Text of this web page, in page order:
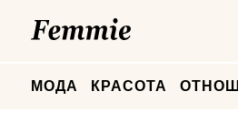
МОДА КРАСОТА